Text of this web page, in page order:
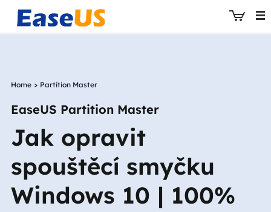
Home > Partition Master
EaseUS Partition Master
Jak opravit
spouštěcí smyčku
Windows 10 | 100%